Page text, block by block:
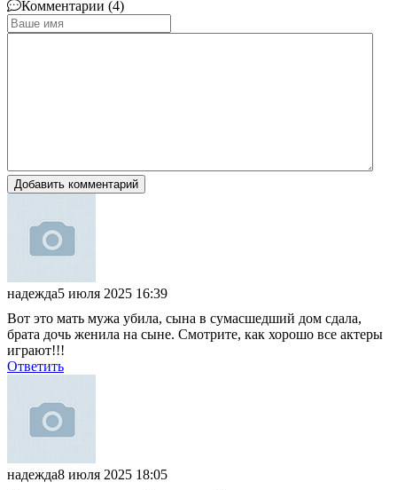
Комментарии (4)
Добавить комментарий
надежда5 июля 2025 16:39
Вот это мать мужа убила, сына в сумасшедший дом сдала,
брата дочь женила на сыне. Смотрите, как хорошо все актеры
играют!!!
Ответить
надежда8 июля 2025 18:05